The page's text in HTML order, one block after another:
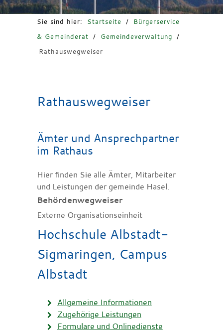
Sie sind hier: Startseite /
Bürgerservice
& Gemeinderat
/ Gemeindeverwaltung
/
Rathauswegweiser
Rathauswegweiser
Ämter und Ansprechpartner
im Rathaus
Hier finden Sie alle Ämter, Mitarbeiter
und Leistungen der gemeinde Hasel.
Behördenwegweiser
Externe Organisationseinheit
Hochschule Albstadt-
Sigmaringen, Campus
Albstadt
Allgemeine Informationen
Zugehörige Leistungen
Formulare und Onlinedienste